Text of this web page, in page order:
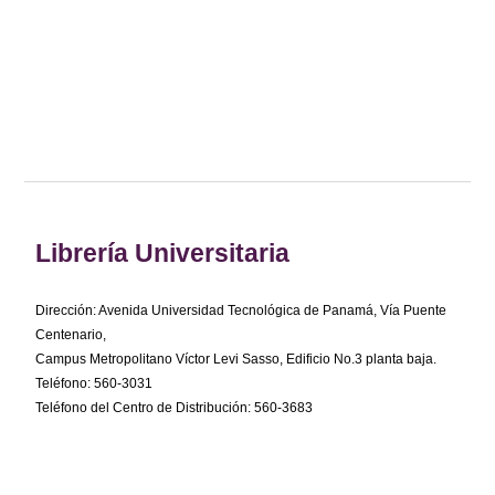
Librería Universitaria
Dirección: Avenida Universidad Tecnológica de Panamá, Vía Puente
Centenario,
Campus Metropolitano Víctor Levi Sasso, Edificio No.3 planta baja.
Teléfono: 560-3031
Teléfono del Centro de Distribución: 560-3683